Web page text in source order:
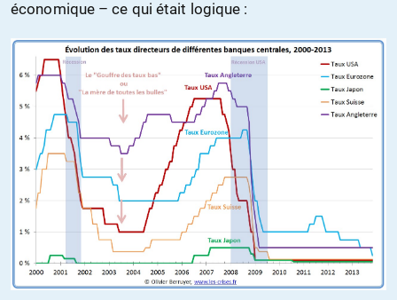
économique – ce qui était logique :